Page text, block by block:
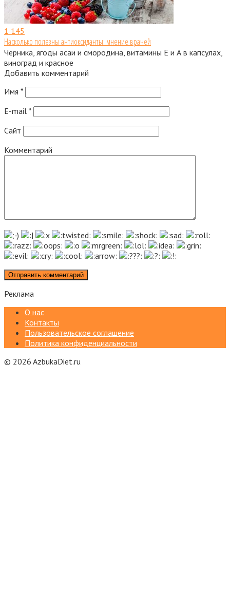
1 145
Насколько полезны антиоксиданты: мнение врачей
Черника, ягоды асаи и смородина, витамины Е и А в капсулах,
виноград и красное
Добавить комментарий
Имя *
E-mail *
Сайт
Комментарий
Реклама
О нас
Контакты
Пользовательское соглашение
Политика конфиденциальности
© 2026 AzbukaDiet.ru